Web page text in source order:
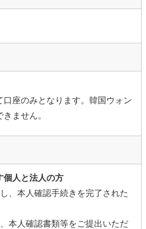
座のみとなります。韓国ウォン
ません。
個人と法人の方
、本人確認手続きを完了された
本人確認書類等をご提出いただ